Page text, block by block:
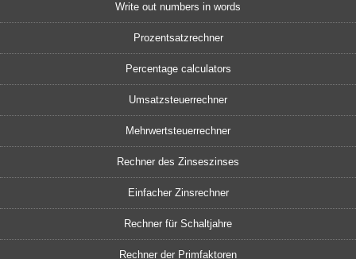
Write out numbers in words
Prozentsatzrechner
Percentage calculators
Umsatzsteuerrechner
Mehrwertsteuerrechner
Rechner des Zinseszinses
Einfacher Zinsrechner
Rechner für Schaltjahre
Rechner der Primfaktoren